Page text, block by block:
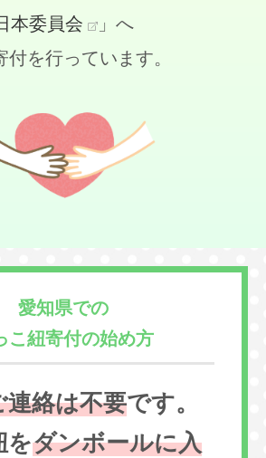
本委員会
」へ
付を行っています。
愛知県での
こ紐寄付の始め方
連絡は不要です。
をダンボールに入